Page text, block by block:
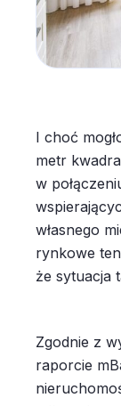
I choć
metr
w
własnego
rynkowe
że sytuacja
Zgodnie z
raporcie